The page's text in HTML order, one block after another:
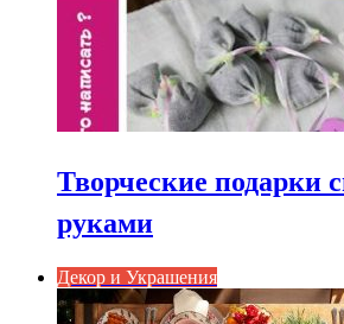
Творческие подарки
руками
Декор и Украшения